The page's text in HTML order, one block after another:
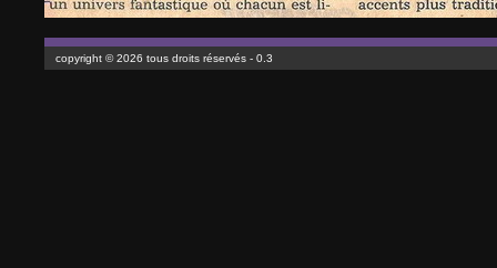
copyright © 2026 tous droits réservés - 0.3